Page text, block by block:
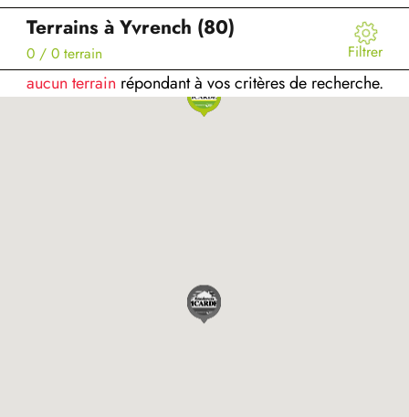
Terrains à Yvrench (80)
0 / 0 terrain Filtrer
aucun terrain répondant à vos critères de recherche.